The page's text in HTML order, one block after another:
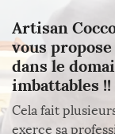
Artisan
vous
dans le
imbattables !!
Cela fait
exerce sa